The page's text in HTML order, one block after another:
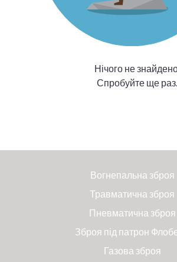
Нічого не
Спробуйте ще раз.
Вогнепальна зброя
Травматична зброя
Пневматична зброя
Зброя під патрон
Газова зброя